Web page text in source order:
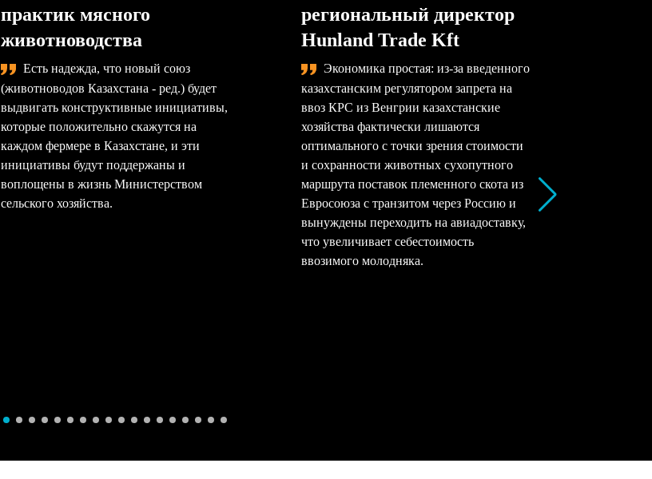
практик мясного
животноводства
Есть надежда, что новый союз
(животноводов Казахстана - ред.) будет
выдвигать конструктивные инициативы,
которые положительно скажутся на
каждом фермере в Казахстане, и эти
инициативы будут поддержаны и
воплощены в жизнь Министерством
сельского хозяйства.
региональный директор
Hunland Trade Kft
Экономика простая: из-за введенного
казахстанским регулятором запрета на
ввоз КРС из Венгрии казахстанские
хозяйства фактически лишаются
оптимального с точки зрения стоимости
и сохранности животных сухопутного
маршрута поставок племенного скота из
Евросоюза с транзитом через Россию и
вынуждены переходить на авиадоставку,
что увеличивает себестоимость
ввозимого молодняка.